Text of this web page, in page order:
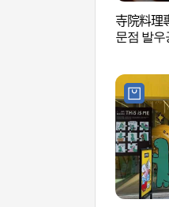
寺院料理
문점 발우